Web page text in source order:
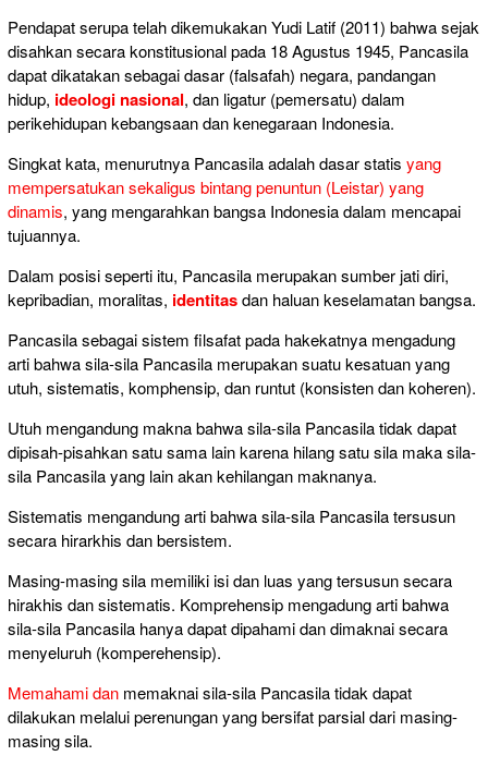
Pendapat serupa telah dikemukakan Yudi Latif (2011) bahwa sejak
disahkan secara konstitusional pada 18 Agustus 1945, Pancasila
dapat dikatakan sebagai dasar (falsafah) negara, pandangan
hidup, ideologi nasional, dan ligatur (pemersatu) dalam
perikehidupan kebangsaan dan kenegaraan Indonesia.
Singkat kata, menurutnya Pancasila adalah dasar statis yang
mempersatukan sekaligus bintang penuntun (Leistar) yang
dinamis, yang mengarahkan bangsa Indonesia dalam mencapai
tujuannya.
Dalam posisi seperti itu, Pancasila merupakan sumber jati diri,
kepribadian, moralitas, identitasdan haluan keselamatan bangsa.
Pancasila sebagai sistem filsafat pada hakekatnya mengadung
arti bahwa sila-sila Pancasila merupakan suatu kesatuan yang
utuh, sistematis, komphensip, dan runtut (konsisten dan koheren).
Utuh mengandung makna bahwa sila-sila Pancasila tidak dapat
dipisah-pisahkan satu sama lain karena hilang satu sila maka sila-
sila Pancasila yang lain akan kehilangan maknanya.
Sistematis mengandung arti bahwa sila-sila Pancasila tersusun
secara hirarkhis dan bersistem.
Masing-masing sila memiliki isi dan luas yang tersusun secara
hirakhis dan sistematis. Komprehensip mengadung arti bahwa
sila-sila Pancasila hanya dapat dipahami dan dimaknai secara
menyeluruh (komperehensip).
Memahami dan memaknai sila-sila Pancasila tidak dapat
dilakukan melalui perenungan yang bersifat parsial dari masing-
masing sila.